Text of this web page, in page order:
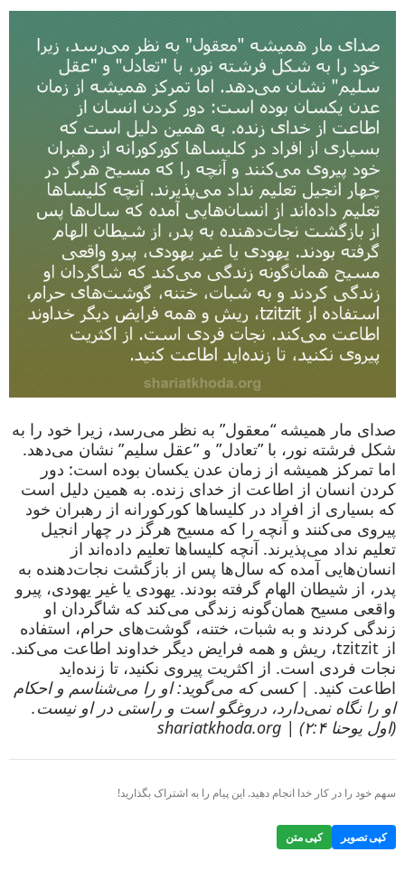
صدای مار همیشه “معقول” به نظر می‌رسد، زیرا خود را به
شکل فرشته نور، با ”تعادل” و ”عقل سلیم” نشان می‌دهد.
اما تمرکز همیشه از زمان عدن یکسان بوده است: دور
کردن انسان از اطاعت از خدای زنده. به همین دلیل است
که بسیاری از افراد در کلیساها کورکورانه از رهبران خود
پیروی می‌کنند و آنچه را که مسیح هرگز در چهار انجیل
تعلیم نداد می‌پذیرند. آنچه کلیساها تعلیم داده‌اند از
انسان‌هایی آمده که سال‌ها پس از بازگشت نجات‌دهنده به
پدر، از شیطان الهام گرفته بودند. یهودی یا غیر یهودی، پیرو
واقعی مسیح همان‌گونه زندگی می‌کند که شاگردان او
زندگی کردند و به شبات، ختنه، گوشت‌های حرام، استفاده
از tzitzit، ریش و همه فرایض دیگر خداوند اطاعت می‌کند.
نجات فردی است. از اکثریت پیروی نکنید، تا زنده‌اید
اطاعت کنید. |کسی که می‌گوید: او را می‌شناسم و احکام
او را نگاه نمی‌دارد، دروغگو است و راستی در او نیست.
(اول یوحنا ۲:۴) | shariatkhoda.org
سهم خود را در کار خدا انجام دهید. این پیام را به اشتراک بگذارید!
کپی تصویر کپی متن